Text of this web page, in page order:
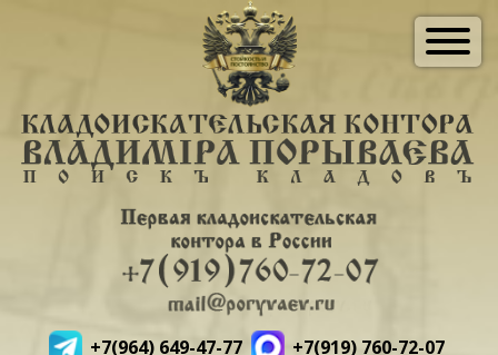
+7(964) 649-47-77 +7(919) 760-72-07